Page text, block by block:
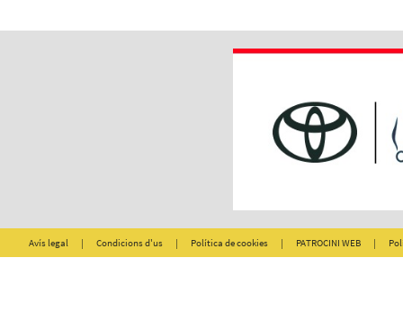
Avís legal | Condicions d'us | Política de cookies | PATROCINI WEB |